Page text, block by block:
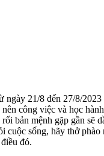
ngày 21/8 đến 27/8/2023
công việc và học
bản mệnh gặp gần sẽ
cuộc sống, hãy thở phào
đó.